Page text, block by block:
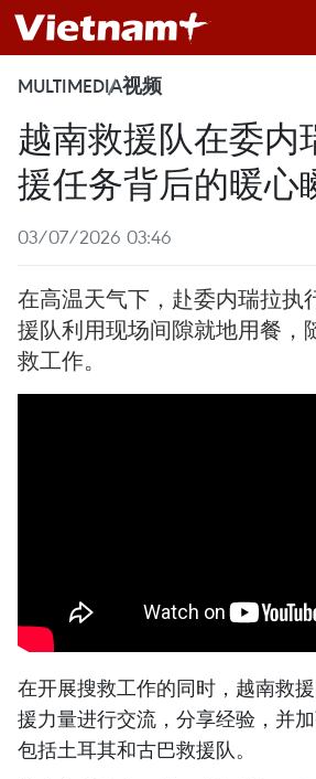
MULTIMEDIA视频
越南救援队在委内
援任务背后的暖心
03/07/2026 03:46
在高温天气下，赴委内瑞拉执
援队利用现场间隙就地用餐，
救工作。
在开展搜救工作的同时，越南救
援力量进行交流，分享经验，并
包括土耳其和古巴救援队。